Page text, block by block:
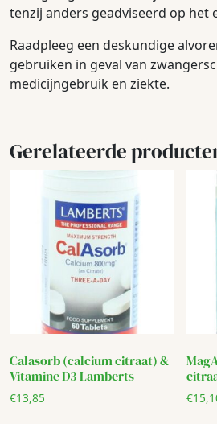
tenzij anders geadviseerd op het
Raadpleeg een deskundige
gebruiken in geval van
medicijngebruik en ziekte.
Gerelateerde
Calasorb (calcium citraat) &
Vitamine D3 Lamberts
€13,85 €